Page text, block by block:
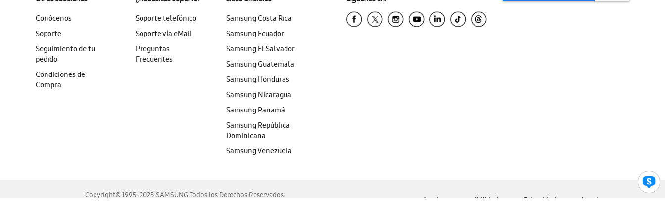
Conócenos
Soporte
Seguimiento de tu
pedido
Condiciones de
Compra
Soporte telefónico
Soporte vía eMail
Preguntas
Frecuentes
Samsung Costa Rica
Samsung Ecuador
Samsung El Salvador
Samsung Guatemala
Samsung Honduras
Samsung Nicaragua
Samsung Panamá
Samsung República
Dominicana
Samsung Venezuela
Copyright© 1995-2025 SAMSUNG Todos los Derechos Reservados.
Ayuda para accesibilidad Privacidad Legal